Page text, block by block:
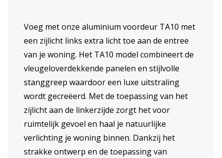
Voeg met onze aluminium voordeur TA10 met
een zijlicht links extra licht toe aan de entree
van je woning. Het TA10 model combineert de
vleugeloverdekkende panelen en stijlvolle
stanggreep waardoor een luxe uitstraling
wordt gecreëerd. Met de toepassing van het
zijlicht aan de linkerzijde zorgt het voor
ruimtelijk gevoel en haal je natuurlijke
verlichting je woning binnen. Dankzij het
strakke ontwerp en de toepassing van